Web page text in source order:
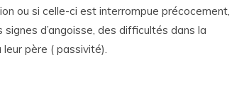
ou si celle-ci est interrompue précocement,
d’angoisse, des difficultés dans la
père ( passivité).